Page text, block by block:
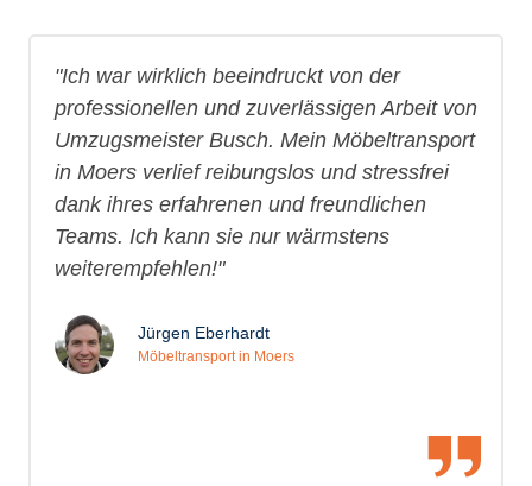
"Ich war wirklich beeindruckt von der
professionellen und zuverlässigen Arbeit von
Umzugsmeister Busch. Mein Möbeltransport
in Moers verlief reibungslos und stressfrei
dank ihres erfahrenen und freundlichen
Teams. Ich kann sie nur wärmstens
weiterempfehlen!"
Jürgen Eberhardt
Möbeltransport in Moers